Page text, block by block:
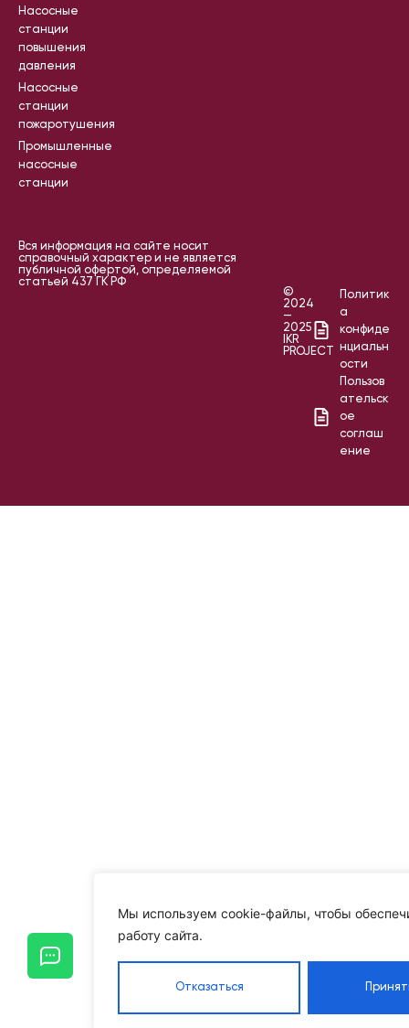
Мы используем cookie-файлы, чтобы
работу сайта.
Отказаться
Насосные
станции
повышения
давления
Насосные
станции
пожаротушения
Промышленные
насосные
станции
Вся информация на сайте носит
справочный характер и не является
публичной офертой, определяемой
статьей 437 ГК РФ
©
2024
—
2025
IKR
PROJECT
Политик
а
конфиде
нциальн
ости
Пользов
ательск
ое
соглаш
ение